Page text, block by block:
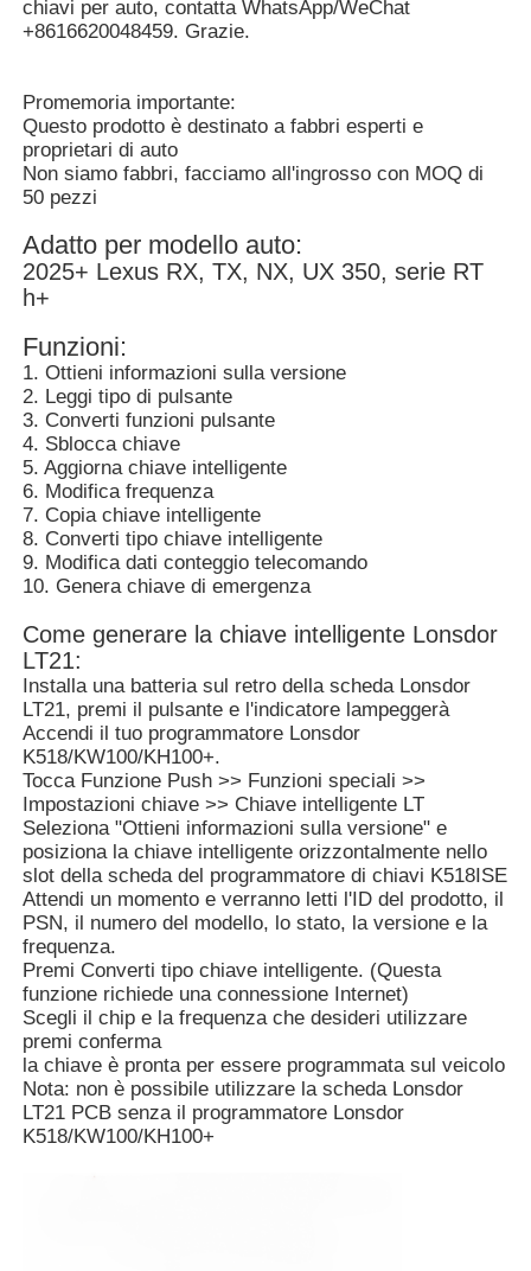
Casa
Prodotti
Video
Chi siamo
Fatory Tour
Controllo di qualità
Contattaci
notizie
chiavi per auto, contatta WhatsApp/WeChat
+8616620048459. Grazie.
Promemoria importante:
Questo prodotto è destinato a fabbri esperti e
proprietari di auto
Non siamo fabbri, facciamo all'ingrosso con MOQ di
50 pezzi
Adatto per modello auto:
2025+ Lexus RX, TX, NX, UX 350, serie RT
h+
Funzioni:
1. Ottieni informazioni sulla versione
2. Leggi tipo di pulsante
3. Converti funzioni pulsante
4. Sblocca chiave
5. Aggiorna chiave intelligente
6. Modifica frequenza
7. Copia chiave intelligente
8. Converti tipo chiave intelligente
9. Modifica dati conteggio telecomando
10. Genera chiave di emergenza
Come generare la chiave intelligente Lonsdor
LT21:
Installa una batteria sul retro della scheda Lonsdor
LT21, premi il pulsante e l'indicatore lampeggerà
Accendi il tuo programmatore Lonsdor
K518/KW100/KH100+.
Tocca Funzione Push >> Funzioni speciali >>
Impostazioni chiave >> Chiave intelligente LT
Seleziona "Ottieni informazioni sulla versione" e
posiziona la chiave intelligente orizzontalmente nello
slot della scheda del programmatore di chiavi K518ISE
Attendi un momento e verranno letti l'ID del prodotto, il
PSN, il numero del modello, lo stato, la versione e la
frequenza.
Premi Converti tipo chiave intelligente. (Questa
funzione richiede una connessione Internet)
Scegli il chip e la frequenza che desideri utilizzare
premi conferma
la chiave è pronta per essere programmata sul veicolo
Nota: non è possibile utilizzare la scheda Lonsdor
LT21 PCB senza il programmatore Lonsdor
K518/KW100/KH100+